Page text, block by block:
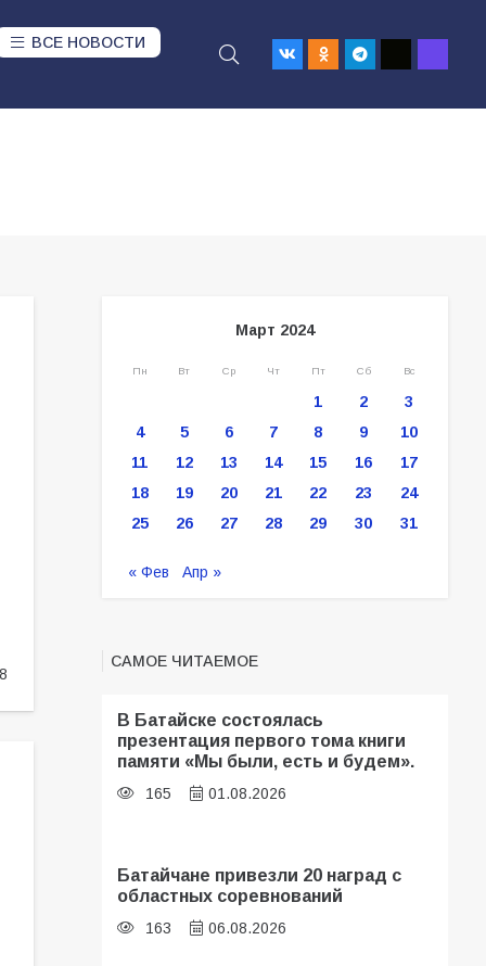
ВСЕ НОВОСТИ
Март 2024
Пн Вт Ср Чт Пт Сб Вс
1 2
3
4
5 6 7 8 9
10
11
12 13 14 15 16
17
18
19 20 21 22 23
24
25
26 27 28 29 30 31
« Фев Апр »
САМОЕ ЧИТАЕМОЕ
В Батайске состоялась
презентация первого тома книги
памяти «Мы были, есть и будем».
165 01.08.2026
Батайчане привезли 20 наград с
областных соревнований
163 06.08.2026